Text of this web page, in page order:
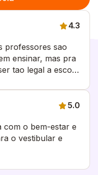
4.3
professores sao
ensinar, mas pra
tao legal a escola
o colegio é
com o
sempre param
quem quer uma
5.0
com o bem-estar e
o vestibular e